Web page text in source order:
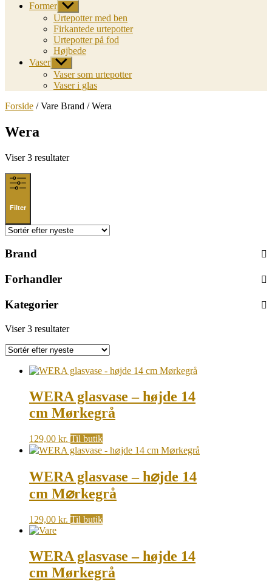
Former Vis
undermenu
Urtepotter med ben
Firkantede urtepotter
Urtepotter på fod
Højbede
Vaser Vis
undermenu
Vaser som urtepotter
Vaser i glas
Forside / Vare Brand / Wera
Wera
Viser 3 resultaterSorted
Filter
Brand
Forhandler
Kategorier
Viser 3 resultaterSorted
latest
WERA glasvase – højde 14
cm Mørkegrå
129,00 kr. Til butik
WERA glasvase – h⌀jde 14
cm M⌀rkegrå
129,00 kr. Til butik
WERA glasvase – højde 14
cm Mørkegrå